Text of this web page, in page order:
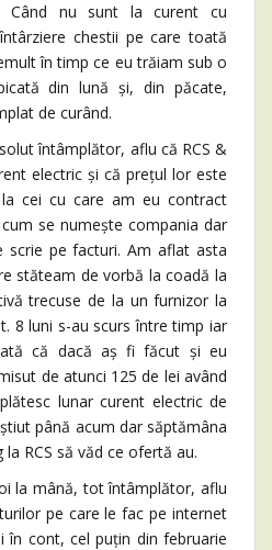
Când nu sunt la curent cu
chestii pe care toată
în timp ce eu trăiam sub o
din lună și, din păcate,
de curând.
întâmplător, aflu că RCS &
electric și că prețul lor este
cei cu care am eu contract
se numește compania dar
scrie pe facturi. Am aflat asta
stăteam de vorbă la coadă la
trecuse de la un furnizor la
8 luni s-au scurs între timp iar
că dacă aș fi făcut și eu
de atunci 125 de lei având
lunar curent electric de
până acum dar săptămâna
RCS să văd ce ofertă au.
mână, tot întâmplător, aflu
pe care le fac pe internet
în cont, cel puțin din februarie